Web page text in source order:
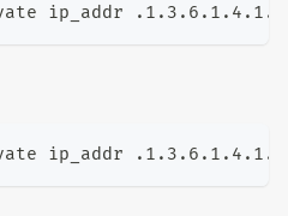
ip_addr
ip_addr